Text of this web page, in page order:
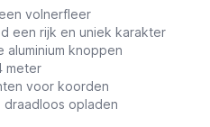
volnerfleer
een rijk en uniek karakter
knoppen
meter
voor koorden
draadloos opladen